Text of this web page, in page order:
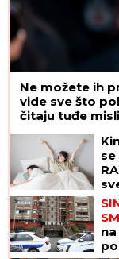
Ne možete ih
vide sve što
čitaju tuđe misli
se